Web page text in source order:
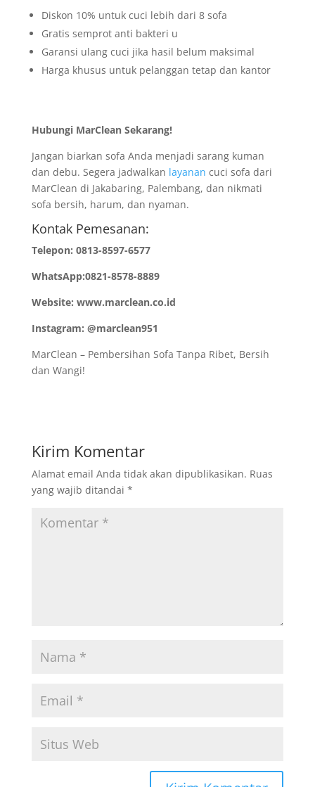
Diskon 10% untuk cuci lebih dari 8 sofa
Gratis semprot anti bakteri u
Garansi ulang cuci jika hasil belum maksimal
Harga khusus untuk pelanggan tetap dan kantor
Hubungi MarClean Sekarang!
Jangan biarkan sofa Anda menjadi sarang kuman
dan debu. Segera jadwalkan layanan cuci sofa dari
MarClean di Jakabaring, Palembang, dan nikmati
sofa bersih, harum, dan nyaman.
Kontak Pemesanan:
Telepon: 0813-8597-6577
WhatsApp:0821-8578-8889
Website: www.marclean.co.id
Instagram: @marclean951
MarClean – Pembersihan Sofa Tanpa Ribet, Bersih
dan Wangi!
Kirim Komentar
Alamat email Anda tidak akan dipublikasikan. Ruas
yang wajib ditandai *